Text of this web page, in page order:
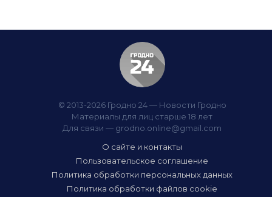
© 2013-2026 Гродно 24 — Новости Гродно
Материалы для лиц старше 18 лет
Для связи — grodno.online@gmail.com
О сайте и контакты
Пользовательское соглашение
Политика обработки персональных данных
Политика обработки файлов cookie